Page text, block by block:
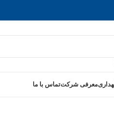
معرفی شرکتتماس با ما